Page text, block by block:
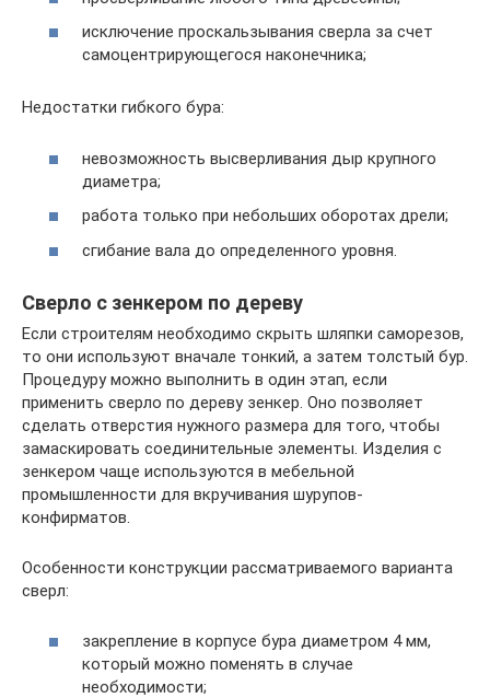
исключение проскальзывания сверла за счет
самоцентрирующегося наконечника;
Недостатки гибкого бура:
невозможность высверливания дыр крупного
диаметра;
работа только при небольших оборотах дрели;
сгибание вала до определенного уровня.
Сверло с зенкером по дереву
Если строителям необходимо скрыть шляпки саморезов,
то они используют вначале тонкий, а затем толстый бур.
Процедуру можно выполнить в один этап, если
применить сверло по дереву зенкер. Оно позволяет
сделать отверстия нужного размера для того, чтобы
замаскировать соединительные элементы. Изделия с
зенкером чаще используются в мебельной
промышленности для вкручивания шурупов-
конфирматов.
Особенности конструкции рассматриваемого варианта
сверл:
закрепление в корпусе бура диаметром 4 мм,
который можно поменять в случае
необходимости;